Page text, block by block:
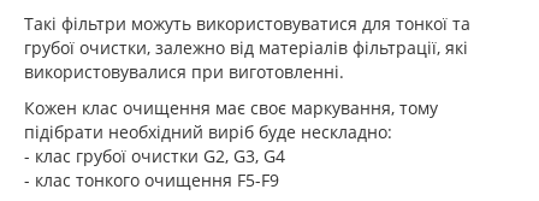
Такі фільтри можуть використовуватися для тонкої та
грубої очистки, залежно від матеріалів фільтрації, які
використовувалися при виготовленні.
Кожен клас очищення має своє маркування, тому
підібрати необхідний виріб буде нескладно:
- клас грубої очистки G2, G3, G4
- клас тонкого очищення F5-F9